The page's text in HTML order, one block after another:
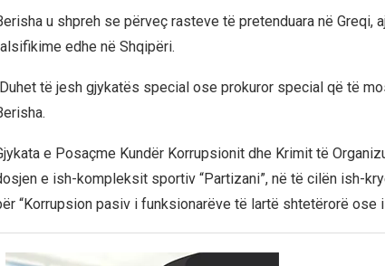
u shpreh se përveç rasteve të pretenduara në Greqi,
edhe në Shqipëri.
të jesh gjykatës special ose prokuror special që të
e Posaçme Kundër Korrupsionit dhe Krimit të
e ish-kompleksit sportiv “Partizani”, në të cilën ish-
“Korrupsion pasiv i funksionarëve të lartë shtetërorë ose